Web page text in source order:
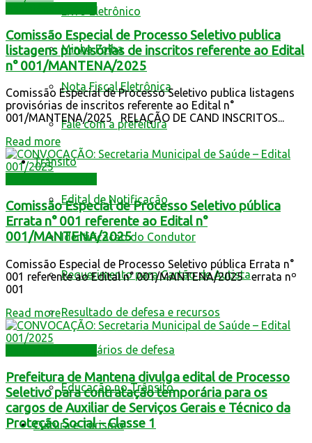
Livro Eletrônico
Minha Folha
Nota Fiscal Eletrônica
Fale com a prefeitura
Trânsito
Edital de Notificação
Identificacao do Condutor
Requerimento para Cartão de Autista
Resultado de defesa e recursos
Formulários de defesa
Educação no Trânsito
Cultura e Turismo
Comissão Especial de Processo Seletivo publica
listagens provisórias de inscritos referente ao Edital
n° 001/MANTENA/2025
Comissão Especial de Processo Seletivo publica listagens
provisórias de inscritos referente ao Edital n°
001/MANTENA/2025 RELAÇÃO DE CAND INSCRITOS...
Read more
Comissão Especial de Processo Seletivo pública
Errata n° 001 referente ao Edital n°
001/MANTENA/2025
Comissão Especial de Processo Seletivo pública Errata n°
001 referente ao Edital n° 001/MANTENA/2025 errata nº
001
Read more
Prefeitura de Mantena divulga edital de Processo
Seletivo para contratação temporária para os
cargos de Auxiliar de Serviços Gerais e Técnico da
Proteção Social – Classe 1